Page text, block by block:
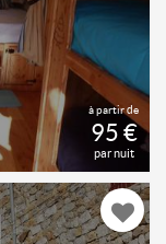
à partir de
95 €
par nuit